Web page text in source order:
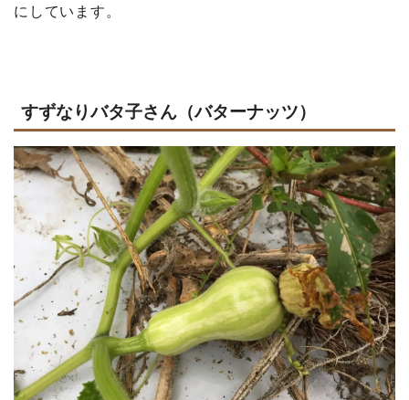
にしています。
すずなりバタ子さん（バターナッツ）